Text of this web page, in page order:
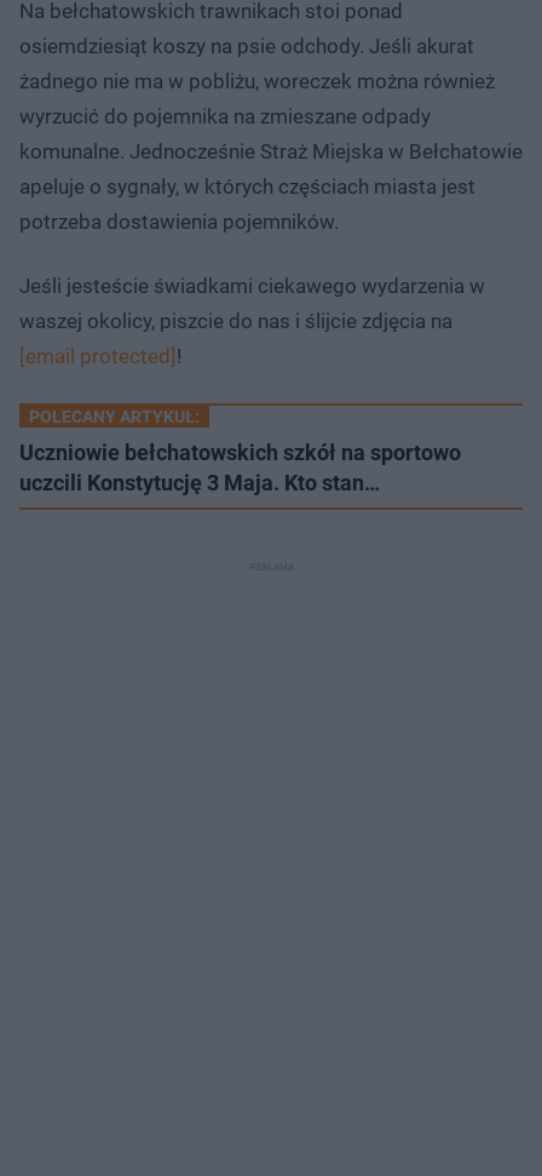
1
s
o
u
u
1
0
s
o
r
o
u
8
1
%
a
s
Na bełchatowskich trawnikach stoi ponad
osiemdziesiąt koszy na psie odchody. Jeśli akurat
żadnego nie ma w pobliżu, woreczek można również
wyrzucić do pojemnika na zmieszane odpady
komunalne. Jednocześnie Straż Miejska w Bełchatowie
apeluje o sygnały, w których częściach miasta jest
potrzeba dostawienia pojemników.
Jeśli jesteście świadkami ciekawego wydarzenia w
waszej okolicy, piszcie do nas i ślijcie zdjęcia na
[email protected] !
POLECANY ARTYKUŁ:
Uczniowie bełchatowskich szkół na sportowo
uczcili Konstytucję 3 Maja. Kto stan…